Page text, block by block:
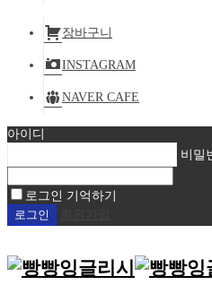
장바구니
INSTAGRAM
NAVER CAFE
아이디
비밀
로그인 기억하기